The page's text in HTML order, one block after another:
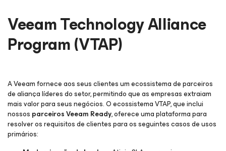
Veeam Technology Alliance
Program (VTAP)
A Veeam fornece aos seus clientes um ecossistema de parceiros
de aliança líderes do setor, permitindo que as empresas extraiam
mais valor para seus negócios. O ecossistema VTAP, que inclui
nossos parceiros Veeam Ready, oferece uma plataforma para
resolver os requisitos de clientes para os seguintes casos de usos
primários: